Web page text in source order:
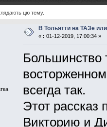
цю тему.
В Тольятти на ТАЗе
« : 01-12-2019, 17:00:34 »
Большинство
всегда так.
Этот рассказ
Викторию и